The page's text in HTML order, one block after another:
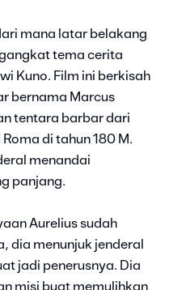
mana latar belakang
tema cerita
Kuno. Film ini berkisah
bernama Marcus
tentara barbar dari
di tahun 180 M.
menandai
panjang.
Aurelius sudah
dia menunjuk jenderal
jadi penerusnya. Dia
misi buat memulihkan